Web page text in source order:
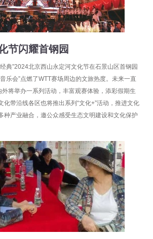
节闪耀首钢园
典”2024北京西山永定河文化节在石景山区首钢园
乐会”点燃了WTT赛场周边的文旅热度。未来一直
外将举办一系列活动，丰富观赛体验，添彩假期生
化带沿线各区也将推出系列“文化+”活动，推进文化
种产业融合，邀公众感受生态文明建设和文化保护
16791